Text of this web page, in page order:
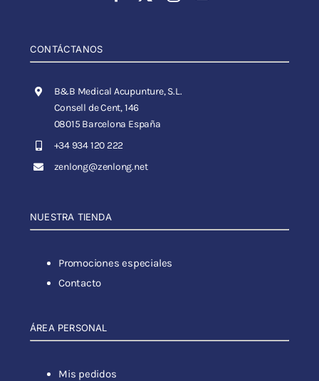
CONTÁCTANOS
B&B Medical Acupunture, S.L.
Consell de Cent, 146
08015 Barcelona España
+34 934 120 222
zenlong@zenlong.net
NUESTRA TIENDA
Promociones especiales
Contacto
ÁREA PERSONAL
Mis pedidos